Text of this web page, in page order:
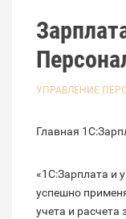
УПРАВЛЕНИЕ
Главная
«1С:Зарплата и
успешно
учета и расчета